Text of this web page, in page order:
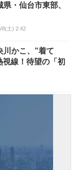
・仙台市東部、
8(土) 2:42
川かこ、”着て
視線！待望の「初